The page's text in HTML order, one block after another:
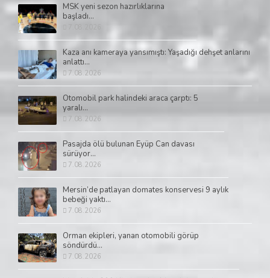
MSK yeni sezon hazırlıklarına
başladı...
Kaza anı kameraya yansımıştı: Yaşadığı dehşet anlarını
anlattı...
7.08.2026
Otomobil park halindeki araca çarptı: 5
yaralı...
7.08.2026
Pasajda ölü bulunan Eyüp Can davası
sürüyor...
7.08.2026
Mersin’de patlayan domates konservesi 9 aylık
bebeği yaktı...
7.08.2026
Orman ekipleri, yanan otomobili görüp
söndürdü...
7.08.2026